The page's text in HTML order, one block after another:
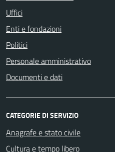
Uffici
Enti e fondazioni
Politici
Personale amministrativo
Documenti e dati
CATEGORIE DI SERVIZIO
Anagrafe e stato civile
Cultura e tempo libero